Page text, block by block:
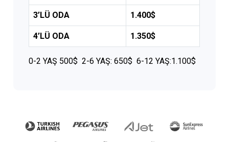
3’LÜ ODA 1.400$
4’LÜ ODA 1.350$
0-2 YAŞ 500$ 2-6 YAŞ: 650$ 6-12 YAŞ:1.100$